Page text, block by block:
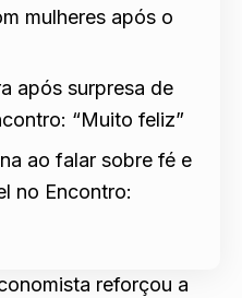
mulheres após o
após surpresa de
“Muito feliz”
ao falar sobre fé e
no Encontro:
reforçou a